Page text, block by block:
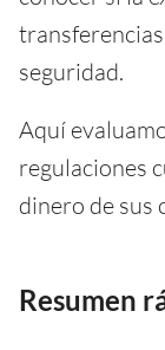
seguridad.
Aquí
regulaciones
dinero de sus
Resumen